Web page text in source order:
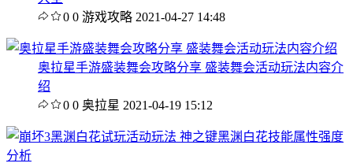
0 0 游戏攻略 2021-04-27 14:48
奥拉星手游盛装舞会攻略分享 盛装舞会活动玩法内容介
绍
0 0 奥拉星 2021-04-19 15:12